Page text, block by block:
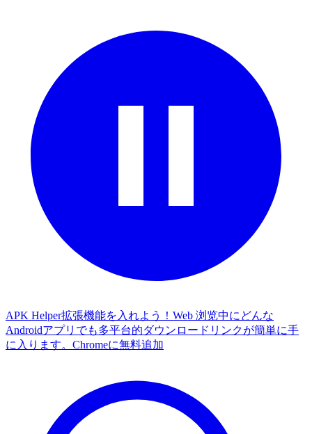
APK Helper拡張機能を入れよう！Web 浏览中にどんな
Androidアプリでも多平台的ダウンロードリンクが簡単に手
に入ります。 Chromeに無料追加